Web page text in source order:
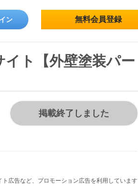
ン 無料会員登録
イト【外壁塗装パー
掲載終了しました
広告など、プロモーション広告を利用しています